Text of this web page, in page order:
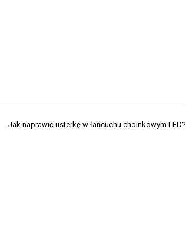
Jak naprawić usterkę w łańcuchu choinkowym LED?